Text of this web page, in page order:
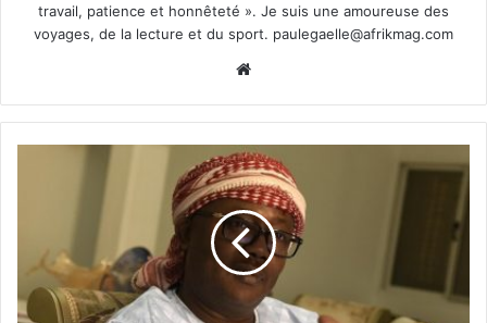
travail, patience et honnêteté ». Je suis une amoureuse des
voyages, de la lecture et du sport. paulegaelle@afrikmag.com